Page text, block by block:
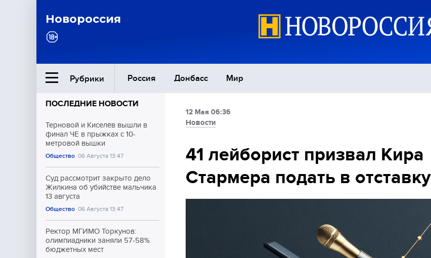
Новороссия
Рубрики Россия Донбасс Мир
Ближний Восток
Общество
Экономика
Культура
Спорт
ПОСЛЕДНИЕ НОВОСТИ
Терновой и Киселёв вышли в
финал ЧЕ в прыжках с 10-
метровой вышки
Общество 06 Августа 13:47
Суд рассмотрит закрыто дело
Жилкина об убийстве мальчика
13 августа
Общество 06 Августа 13:47
Ректор МГИМО Торкунов:
олимпиадники заняли 57-58%
бюджетных мест
12 Мая 06:36
Новости
41 лейборист призвал Кира
Стармера подать в отставку